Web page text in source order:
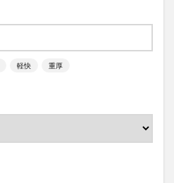
軽快 重厚